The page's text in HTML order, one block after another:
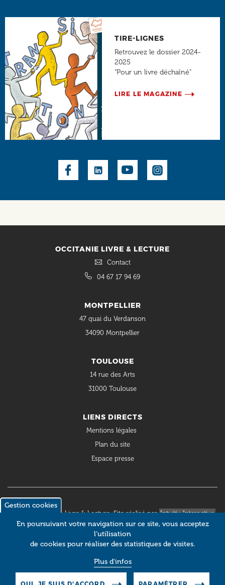
TIRE-LIGNES
Retrouvez le dossier 2024-
2025
"Pour un livre déchaîné"
LIRE LE MAGAZINE
OCCITANIE LIVRE & LECTURE
Contact
04 67 17 94 69
MONTPELLIER
47 quai du Verdanson
34090 Montpellier
TOULOUSE
14 rue des Arts
31000 Toulouse
LIENS DIRECTS
Mentions légales
Plan du site
Espace presse
© 2018 Occitanie Livre & Lecture. Site réalisé parIntuitiv Interactive
Gestion cookies
En poursuivant votre navigation sur ce site, vous acceptez
l’utilisation
de cookies pour réaliser des statistiques de visites.
Plus d'infos